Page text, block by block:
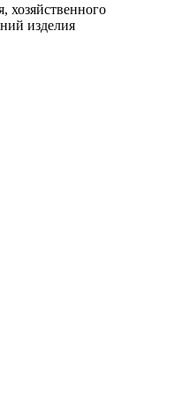
хозяйственного
изделия